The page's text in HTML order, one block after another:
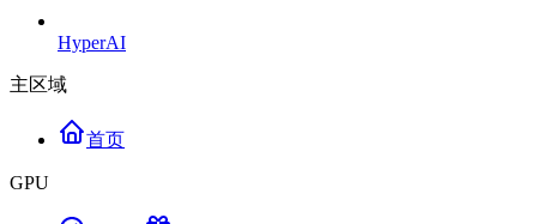
HyperAI
主区域
首页
GPU